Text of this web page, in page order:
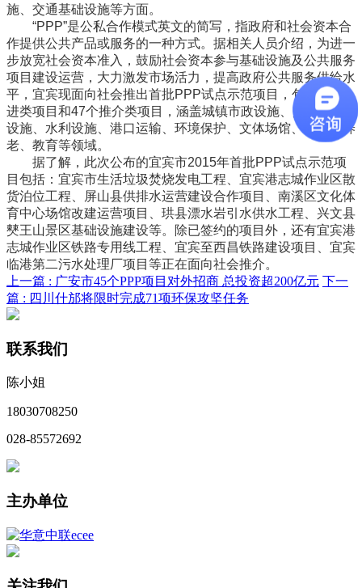
施、交通基础设施等方面。
“PPP”是公私合作模式英文的简写，指政府和社会资本合
作提供公共产品或服务的一种方式。据相关人员介绍，为进一
步放宽社会资本准入，鼓励社会资本参与基础设施及公共服务
项目建设运营，大力激发市场活力，提高政府公共服务供给水
平，宜宾现面向社会推出首批PPP试点示范项目，包括6个推
进类项目和47个推介类项目，涵盖城镇市政设施、交通基础
设施、水利设施、港口运输、环境保护、文体场馆、医疗、养
老、教育等领域。
据了解，此次公布的宜宾市2015年首批PPP试点示范项
目包括：宜宾市生活垃圾焚烧发电工程、宜宾港志城作业区散
货泊位工程、屏山县供排水运营建设合作项目、南溪区文化体
育中心场馆改建运营项目、珙县漂水岩引水供水工程、兴文县
僰王山景区基础设施建设等。除已签约的项目外，还有宜宾港
志城作业区铁路专用线工程、宜宾至西昌铁路建设项目、宜宾
临港第二污水处理厂项目等正在面向社会推介。
上一篇 : 广安市45个PPP项目对外招商 总投资超200亿元 下一
篇 : 四川什邡将限时完成71项环保攻坚任务
联系我们
陈小姐
18030708250
028-85572692
主办单位